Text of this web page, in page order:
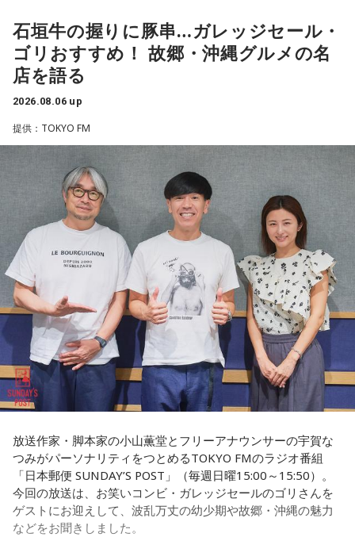
や予算だけではない。県内すべての選挙で誰に自民党の公認
や推薦を出すのか、という決定権を握っている。あとは役
人、教職員、警察署員といった地方公務員の人事にも影響力
を発揮することがあります」
長野「はい」
「人事の季節になるとドンの自宅に行列ができる、と言
われるんですね。別の地域で聴いた話ですが、ドンの家に入
ると、その訪問客は茶封筒を机の上にソッと出します。そし
てドンはポン、ポン、ポン、と手を当てて厚さを確かめる。
そのままスーッと返す。返された側は帰りがけ、広いお庭の
中にあるお社に両手を合わせ、賽銭箱に封筒を置いていく、
と。こういう逸話がまことしやかに語られること自体が、ド
ンの権力を大きくしているんですね。直接、命令しなくても
周りが勝手に忖度して動く、というのがドンの世界です」
長野 「こういうドンが全国にいる、というわけですね」
さんはどういう位置づけか。麻生さん、武田さん、かつては
古賀誠さん、山崎拓さん、村上正邦さん、といった方も。大
物が同じ県内にたくさんいることが、ドンを生み出す第2の条
件です」
常井健一「『ドン』はスペイン語に由来する外来語です。ボ
スよりもさらにスケールの大きな権力者を示す言葉として定
着しました。いま、ドンとして注目されるのが福岡県議会の
藏内議長。福岡県内には一昔前から『福岡三国志』という言
葉がありまして。現在は麻生太郎さん、武田良太さん、そし
て藏内さんが熾烈な権力闘争を繰り広げています」
「藏内さんだけ県議、ということですね」
常井「なぜ1人の地方議員が永田町の大物にも匹敵する大きな
力を持ったのか。きょうは福岡を入口に、全国に共通するド
ンの条件を探ります。私、10年ほど前に全国各地の地方選挙
を取材していたとき、どこへ行ってもドンと呼ばれる地元の
権力者がいたんですね。どういう人かというと、だいたい経
済力があって抜群に選挙が強くて。地元の首長や国会議員よ
りも発言力がある人です」
長野「はい」
常井 「中には、かつての野中広務さんや森山𥙿さんのように
50を過ぎてから国政に進んだドンもいる。ではどういった状
況がそろうとドンが生まれるか。第1の条件は、圧倒的な他薦
です。藏内さんって県議10期。40年近く県議会にいるわけで
す」
石垣牛の握りに豚串…ガレッジセール・
ゴリおすすめ！ 故郷・沖縄グルメの名
店を語る
2026.08.06 up
提供：TOKYO FM
放送作家・脚本家の小山薫堂とフリーアナウンサーの宇賀な
つみがパーソナリティをつとめるTOKYO FMのラジオ番組
「日本郵便 SUNDAY’S POST」（毎週日曜15:00～15:50）。
今回の放送は、お笑いコンビ・ガレッジセールのゴリさんを
ゲストにお迎えして、波乱万丈の幼少期や故郷・沖縄の魅力
などをお聞きしました。